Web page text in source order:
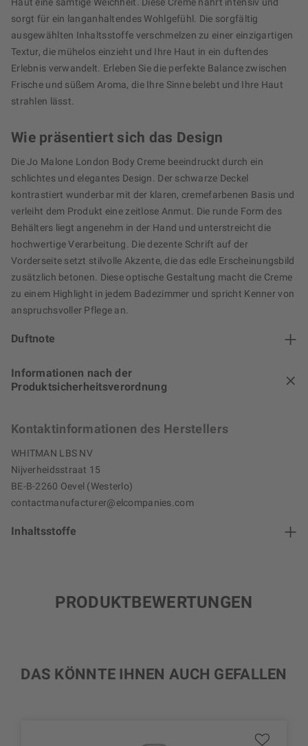
Haut eine samtige Weichheit. Diese Creme nährt intensiv und
sorgt für ein langanhaltendes Wohlgefühl. Die sorgfältig
ausgewählten Inhaltsstoffe verschmelzen zu einer einzigartigen
Textur, die mühelos einzieht und Ihre Haut in ein duftendes
Erlebnis verwandelt. Erleben Sie die perfekte Balance zwischen
Frische und süßem Aroma, die Ihre Sinne belebt und Ihre Haut
strahlen lässt.
Wie präsentiert sich das Design
Die Jo Malone London Body Creme beeindruckt durch ein
schlichtes und elegantes Design. Der schwarze Deckel
kontrastiert wunderbar mit der klaren, cremefarbenen Basis und
verleiht dem Produkt eine zeitlose Anmut. Die runde Form des
Behälters liegt angenehm in der Hand und unterstreicht die
hochwertige Verarbeitung. Die dezente Schrift auf der
Vorderseite setzt stilvolle Akzente, die das edle Erscheinungsbild
zusätzlich betonen. Diese optische Gestaltung macht die Creme
zu einem Highlight in jedem Badezimmer und spricht Kenner von
anspruchsvoller Pflege an.
Duftnote
Informationen nach der
Produktsicherheitsverordnung
Kontaktinformationen des Herstellers
WHITMAN LBS NV
Nijverheidsstraat 15
BE-B-2260 Oevel (Westerlo)
contactmanufacturer@elcompanies.com
Inhaltsstoffe
PRODUKTBEWERTUNGEN
DAS KÖNNTE IHNEN AUCH GEFALLEN